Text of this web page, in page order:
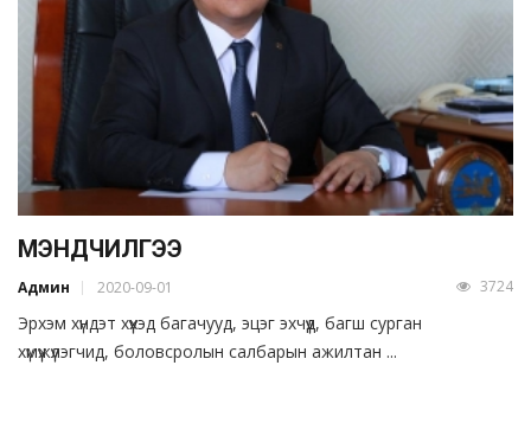
МЭНДЧИЛГЭЭ
Админ 2020-09-01 3724
Эрхэм хүндэт хүүхэд багачууд, эцэг эхчүүд, багш сурган
хүмүүжүүлэгчид, боловсролын салбарын ажилтан ...